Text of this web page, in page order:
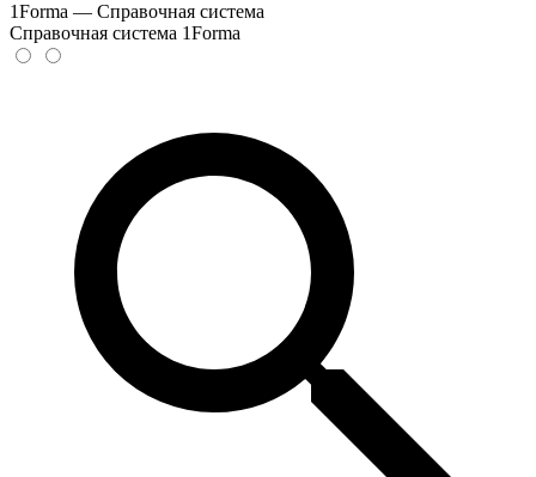
1Forma — Справочная система
Справочная система 1Forma